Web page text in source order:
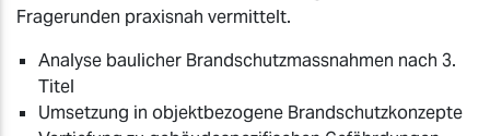
Fragerunden praxisnah vermittelt.
Analyse baulicher Brandschutzmassnahmen nach 3.
Titel
Umsetzung in objektbezogene Brandschutzkonzepte